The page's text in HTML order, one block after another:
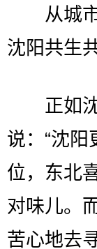
从城市
沈阳共生
正如沈
说：“沈
位，东北
对味儿。
苦心地去